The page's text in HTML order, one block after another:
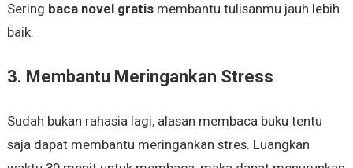
Sering baca novel gratismembantu tulisanmu jauh lebih
baik.
3. Membantu Meringankan Stress
Sudah bukan rahasia lagi, alasan membaca buku tentu
saja dapat membantu meringankan stres. Luangkan